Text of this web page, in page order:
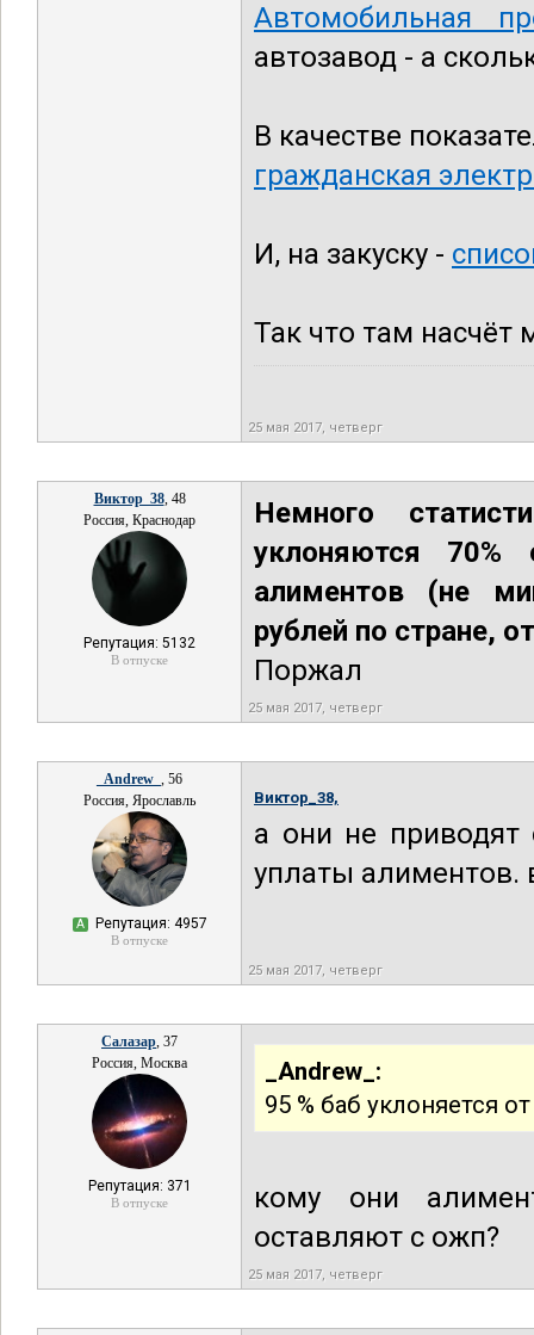
Автомобильная
автозавод - а
В качестве
гражданская
И, на закуску -
Так что там насчёт
25 мая 2017, четверг
Виктор_38, 48
Россия, Краснодар
Репутация: 5132
В отпуске
Немного
уклоняются 70%
алиментов (не
рублей по стране,
Поржал
25 мая 2017, четверг
_Andrew_ , 56
Россия, Ярославль
А Репутация: 4957
В отпуске
Виктор_38,
а они не приводят
уплаты алиментов.
25 мая 2017, четверг
Салазар, 37
Россия, Москва
Репутация: 371
В отпуске
_Andrew_:
95 % баб уклоняется
кому они
оставляют с ожп?
25 мая 2017, четверг